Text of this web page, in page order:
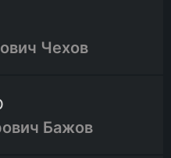
Чехов
Бажов